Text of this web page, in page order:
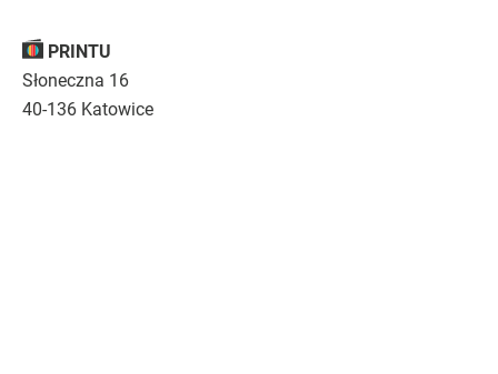
PRINTU
Słoneczna 16
40-136 Katowice